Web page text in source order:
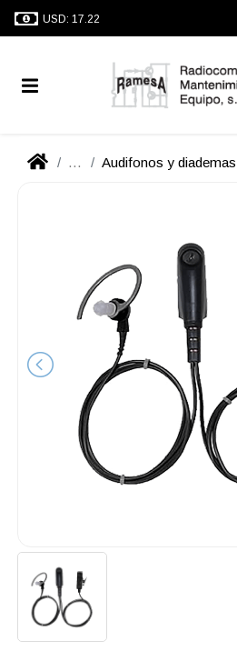
USD: 17.22
... Audifonos y diademas